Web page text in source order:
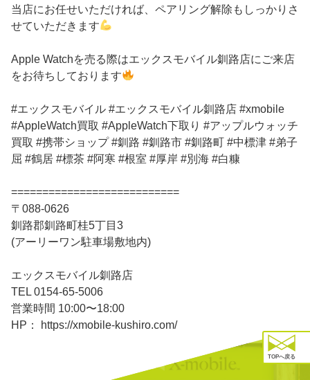
当店にお任せいただければ、ペアリング解除もしっかりさ
せていただきます
Apple Watchを売る際はエックスモバイル釧路店にご来店
をお待ちしております
#エックスモバイル #エックスモバイル釧路店 #xmobile
#AppleWatch買取 #AppleWatch下取り #アップルウォッチ
買取 #携帯ショップ #釧路 #釧路市 #釧路町 #中標津 #弟子
屈 #鶴居 #標茶 #阿寒 #根室 #厚岸 #別海 #白糠
===========================
〒088-0626
釧路郡釧路町桂5丁目3
(アーリーワン駐車場敷地内)
エックスモバイル釧路店
TEL 0154-65-5006
営業時間 10:00〜18:00
HP： https://xmobile-kushiro.com/
TOPへ戻る